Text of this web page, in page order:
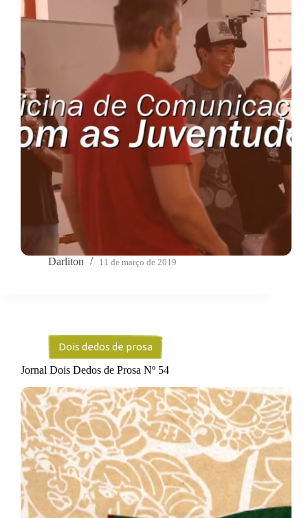
Darliton 11 de março de 2019
Dois dedos de prosa
Jornal Dois Dedos de Prosa Nº 54